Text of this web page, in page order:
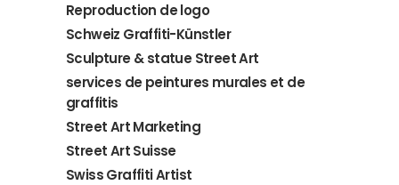
Reproduction de logo
Schweiz Graffiti-Künstler
Sculpture & statue Street Art
services de peintures murales et de
graffitis
Street Art Marketing
Street Art Suisse
Swiss Graffiti Artist